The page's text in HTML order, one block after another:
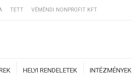
TETT VÉMÉNDI NONPROFIT KFT.
HELYI RENDELETEK INTÉZMÉNYEK